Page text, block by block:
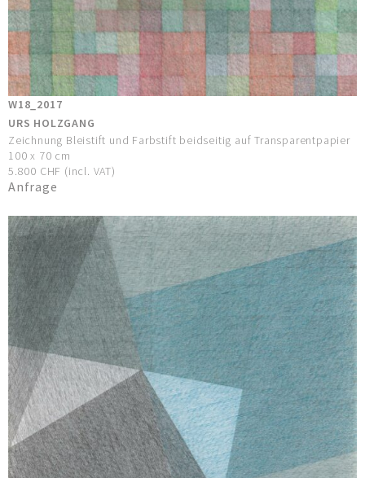
W18_2017
URS HOLZGANG
Zeichnung Bleistift und Farbstift beidseitig auf Transparentpapier
100 x 70 cm
5.800 CHF (incl. VAT)
Anfrage